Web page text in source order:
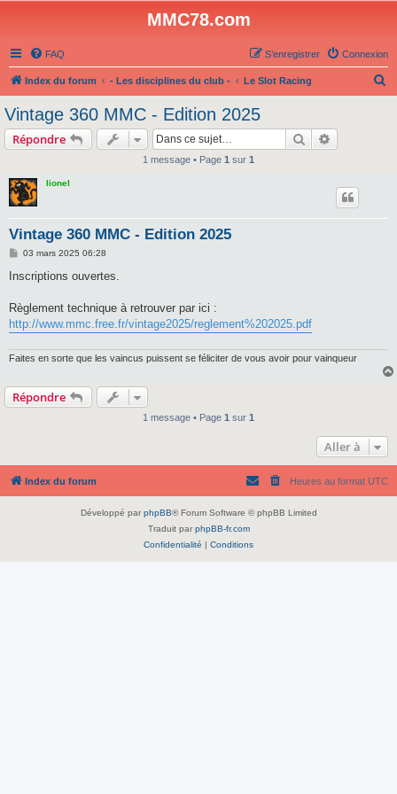
MMC78.com
FAQ Connexion
S’enregistrer
Index du forum - Les disciplines du club - Le Slot Racing
Vintage 360 MMC - Edition 2025
Répondre Rechercher
1 message • Page 1 sur 1
lionel
Vintage 360 MMC - Edition 2025
M
s
g
e
03 mars 2025 06:28
Inscriptions ouvertes.
Règlement technique à retrouver par ici :
http://www.mmc.free.fr/vintage2025/reglement%202025.pdf
Faites en sorte que les vaincus puissent se féliciter de vous avoir pour vainqueur
Répondre
1 message • Page 1 sur 1
Aller à
Index du forum Heures au format UTC
Développé par phpBB® Forum Software © phpBB Limited
Traduit par phpBB-fr.com
Confidentialité | Conditions